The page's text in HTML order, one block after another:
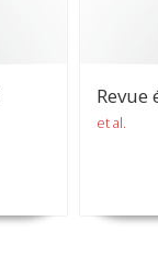
Revue
et al.